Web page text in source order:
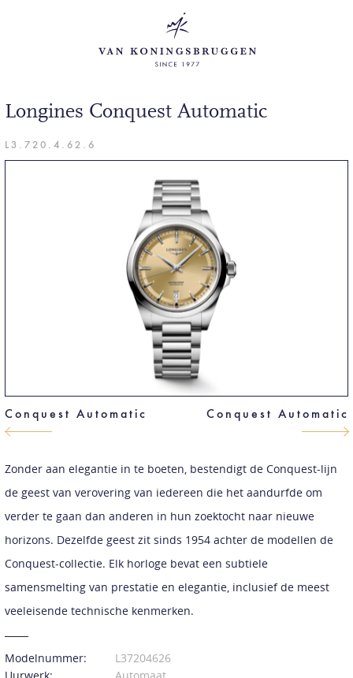
Longines Conquest Automatic
L3.720.4.62.6
Conquest Automatic Conquest Automatic
Zonder aan elegantie in te boeten, bestendigt de Conquest-lijn
de geest van verovering van iedereen die het aandurfde om
verder te gaan dan anderen in hun zoektocht naar nieuwe
horizons. Dezelfde geest zit sinds 1954 achter de modellen de
Conquest-collectie. Elk horloge bevat een subtiele
samensmelting van prestatie en elegantie, inclusief de meest
veeleisende technische kenmerken.
Modelnummer:
L37204626